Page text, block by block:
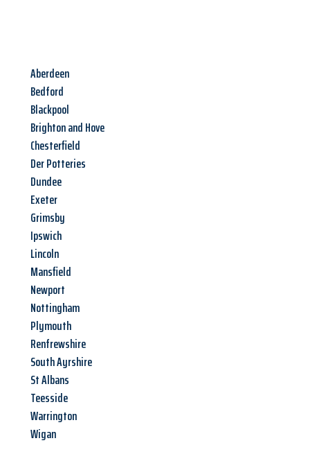
Aberdeen
Bedford
Blackpool
Brighton and Hove
Chesterfield
Der Potteries
Dundee
Exeter
Grimsby
Ipswich
Lincoln
Mansfield
Newport
Nottingham
Plymouth
Renfrewshire
South Ayrshire
St Albans
Teesside
Warrington
Wigan